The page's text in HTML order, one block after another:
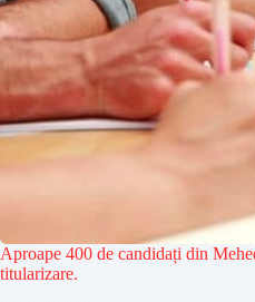
Aproape 400 de candidați din
titularizare.